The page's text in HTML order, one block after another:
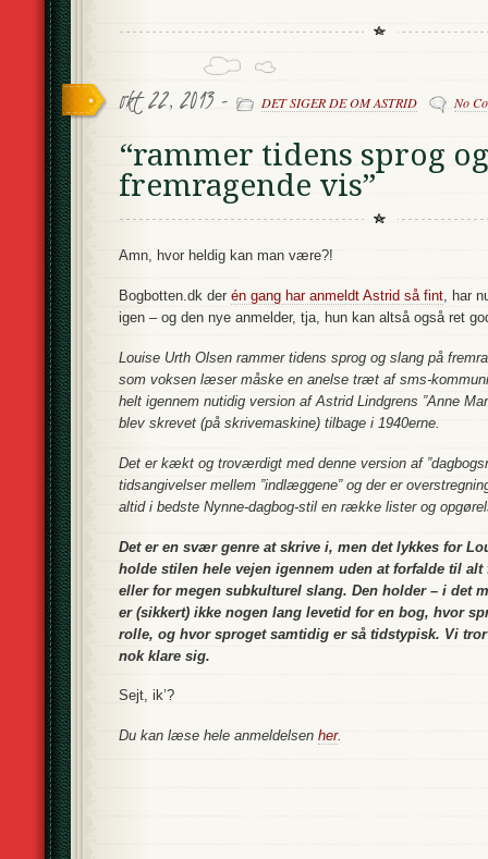
okt 22, 2013 - DET SIGER DE OM ASTRID No
“rammer tidens sprog
fremragende vis”
Amn, hvor heldig kan man være?!
Bogbotten.dk der én gang har anmeldt Astrid så fint , har
igen – og den nye anmelder, tja, hun kan altså også ret
Louise Urth Olsen rammer tidens sprog og slang på
som voksen læser måske en anelse træt af sms-
helt igennem nutidig version af Astrid Lindgrens ”Anne
blev skrevet (på skrivemaskine) tilbage i 1940erne.
Det er kækt og troværdigt med denne version af
tidsangivelser mellem ”indlæggene” og der er
altid i bedste Nynne-dagbog-stil en række lister og
Det er en svær genre at skrive i, men det lykkes for
holde stilen hele vejen igennem uden at forfalde til alt
eller for megen subkulturel slang. Den holder – i det
er (sikkert) ikke nogen lang levetid for en bog, hvor
rolle, og hvor sproget samtidig er så tidstypisk. Vi
nok klare sig.
Sejt, ik’?
Du kan læse hele anmeldelsen her.